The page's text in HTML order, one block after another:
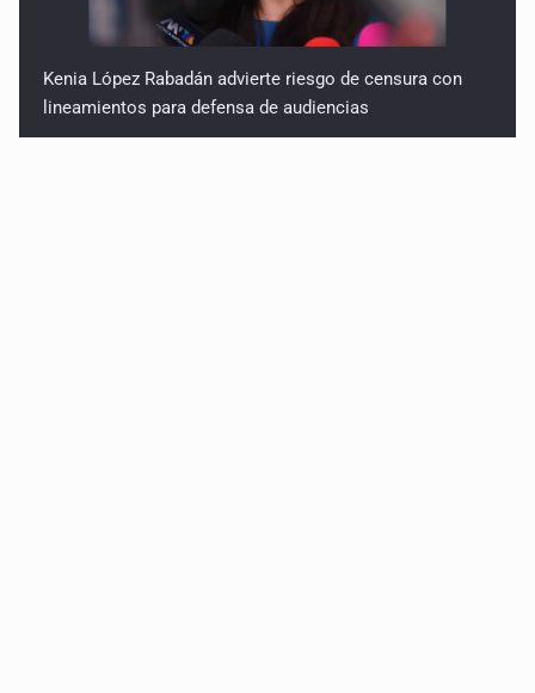
Kenia López Rabadán advierte riesgo de censura con
lineamientos para defensa de audiencias